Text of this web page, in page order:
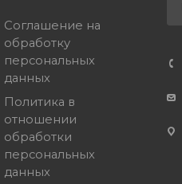
Соглашение на
обработку
персональных
данных
Политика в
отношении
обработки
персональных
данных